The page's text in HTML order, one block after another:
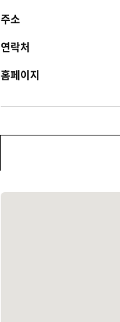
주소
연락처
홈페이지